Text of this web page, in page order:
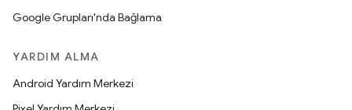
Google Grupları'nda Bağlama
YARDIM ALMA
Android Yardım Merkezi